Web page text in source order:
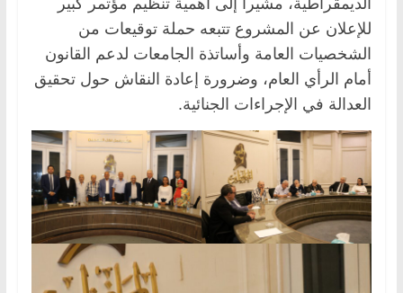
للإعلان عن المشروع تتبعه حملة توقيعات من
الشخصيات العامة وأساتذة الجامعات لدعم القانون
أمام الرأي العام، وضرورة إعادة النقاش حول تحقيق
العدالة في الإجراءات الجنائية.